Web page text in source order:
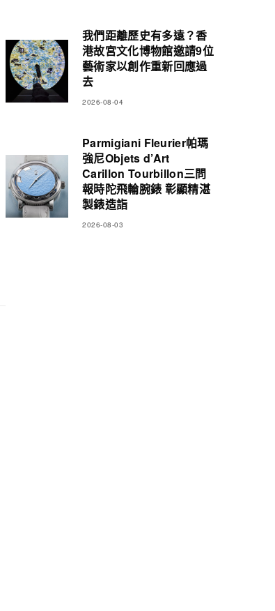
我們距離歷史有多遠？香
港故宮文化博物館邀請9位
藝術家以創作重新回應過
去
2026-08-04
Parmigiani Fleurier帕瑪
強尼Objets d’Art
Carillon Tourbillon三問
報時陀飛輪腕錶 彰顯精湛
製錶造詣
2026-08-03